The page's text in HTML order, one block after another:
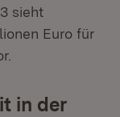
sieht
Euro für
in der